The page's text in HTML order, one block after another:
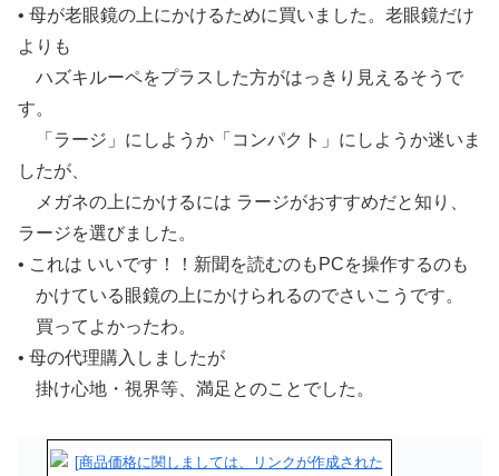
• 母が老眼鏡の上にかけるために買いました。老眼鏡だけ
よりも
ハズキルーペをプラスした方がはっきり見えるそうで
す。
「ラージ」にしようか「コンパクト」にしようか迷いま
したが、
メガネの上にかけるには ラージがおすすめだと知り、
ラージを選びました。
• これは いいです！！新聞を読むのもPCを操作するのも
かけている眼鏡の上にかけられるのでさいこうです。
買ってよかったわ。
• 母の代理購入しましたが
掛け心地・視界等、満足とのことでした。